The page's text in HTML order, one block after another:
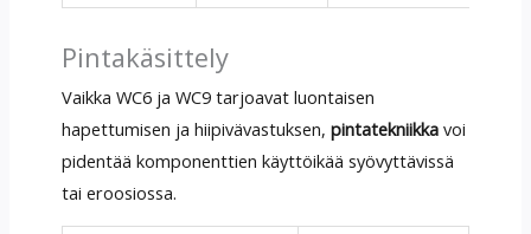
Pintakäsittely
Vaikka WC6 ja WC9 tarjoavat luontaisen
hapettumisen ja hiipivävastuksen, pintatekniikkavoi
pidentää komponenttien käyttöikää syövyttävissä
tai eroosiossa.